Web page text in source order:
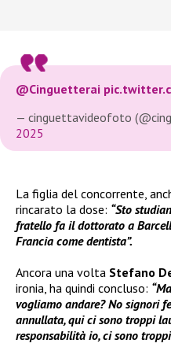
@Cinguetterai
— cinguettavideofoto
2025
La figlia del concorrente,
rincarato la dose: “Sto
fratello fa il dottorato a
Francia come dentista”.
Ancora una volta Stefano
ironia, ha quindi concluso:
vogliamo andare? No signori
annullata, qui ci sono troppi
responsabilità io, ci sono